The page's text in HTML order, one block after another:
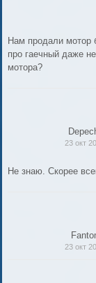
Нам продали мотор
про гаечный даже
мотора?
23 окт
Не знаю. Скорее
23 окт